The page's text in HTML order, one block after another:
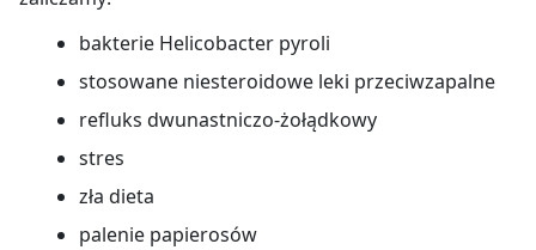
bakterie Helicobacter pyroli
stosowane niesteroidowe leki przeciwzapalne
refluks dwunastniczo-żołądkowy
stres
zła dieta
palenie papierosów